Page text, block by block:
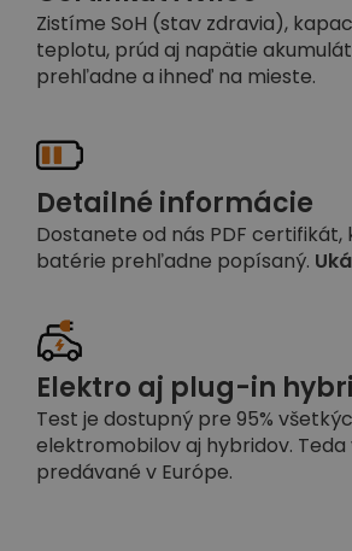
Zistíme SoH (stav zdravia),
teplotu, prúd aj napätie
prehľadne a ihneď na mieste.
Detailné informácie
Dostanete od nás PDF certifikát,
batérie prehľadne popísaný.
Elektro aj plug-in
Test je dostupný pre 95%
elektromobilov aj hybridov. Teda
predávané v Európe.